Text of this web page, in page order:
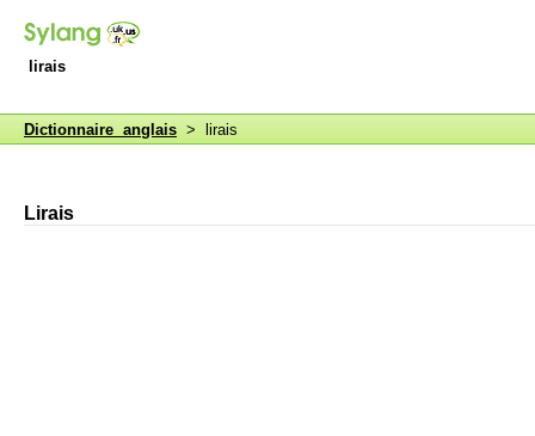
lirais
Dictionnaire anglais > lirais
Lirais